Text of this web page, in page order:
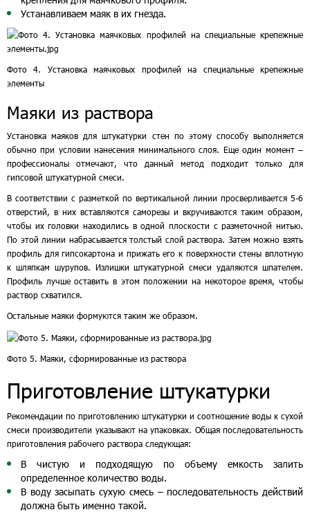
Устанавливаем маяк в их гнезда.
Фото 4. Установка маячковых профилей на специальные крепежные
элементы
Маяки из раствора
Установка маяков для штукатурки стен по этому способу выполняется
обычно при условии нанесения минимального слоя. Еще один момент –
профессионалы отмечают, что данный метод подходит только для
гипсовой штукатурной смеси.
В соответствии с разметкой по вертикальной линии просверливается 5-6
отверстий, в них вставляются саморезы и вкручиваются таким образом,
чтобы их головки находились в одной плоскости с разметочной нитью.
По этой линии набрасывается толстый слой раствора. Затем можно взять
профиль для гипсокартона и прижать его к поверхности стены вплотную
к шляпкам шурупов. Излишки штукатурной смеси удаляются шпателем.
Профиль лучше оставить в этом положении на некоторое время, чтобы
раствор схватился.
Остальные маяки формуются таким же образом.
Фото 5. Маяки, сформированные из раствора
Приготовление штукатурки
Рекомендации по приготовлению штукатурки и соотношение воды к сухой
смеси производители указывают на упаковках. Общая последовательность
приготовления рабочего раствора следующая:
В чистую и подходящую по объему емкость залить
определенное количество воды.
В воду засыпать сухую смесь – последовательность действий
должна быть именно такой.